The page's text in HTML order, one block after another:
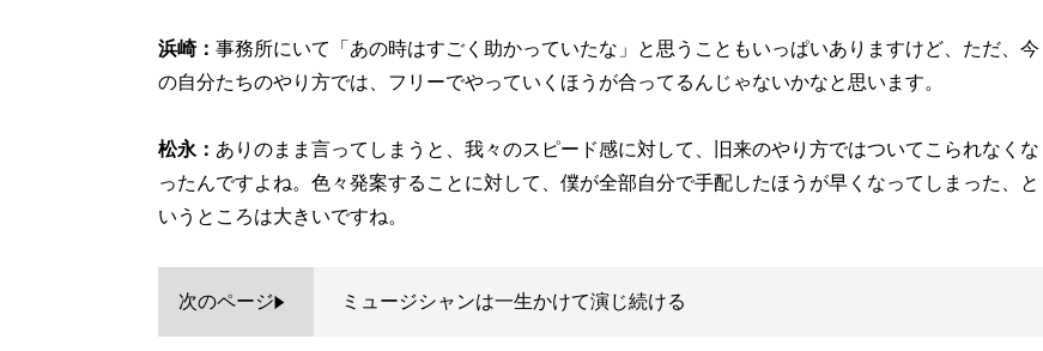
浜崎： 事務所にいて「あの時はすごく助かっていたな」と思うこともいっぱいありますけど、ただ、今
の自分たちのやり方では、フリーでやっていくほうが合ってるんじゃないかなと思います。
松永： ありのまま言ってしまうと、我々のスピード感に対して、旧来のやり方ではついてこられなくな
ったんですよね。色々発案することに対して、僕が全部自分で手配したほうが早くなってしまった、と
いうところは大きいですね。
次のページ ミュージシャンは一生かけて演じ続ける